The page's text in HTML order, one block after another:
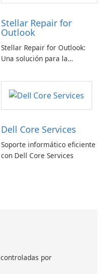
Stellar Repair for
Outlook
Stellar Repair for Outlook:
Una solución para la
electrónico
Dell Core Services
Soporte informático eficiente
con Dell Core Services
por